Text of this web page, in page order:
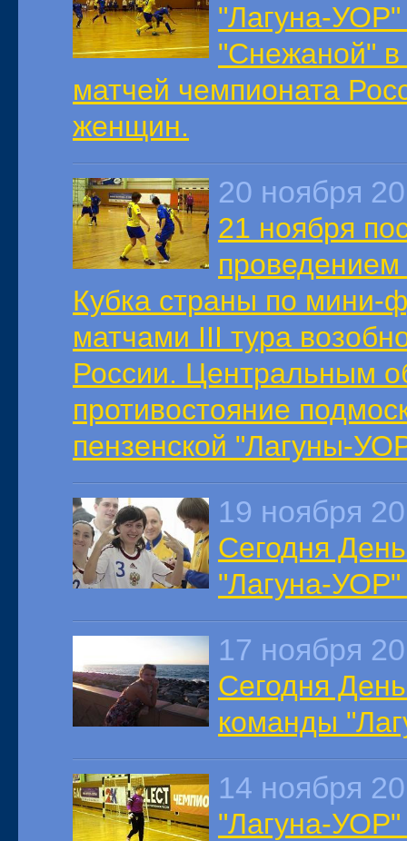
"Лагуна-
"Снежаной" в
матчей чемпионата
женщин.
20 ноября
21 ноября
проведением
Кубка страны по мини-
матчами III тура
России. Центральным
противостояние
пензенской "Лагуны-
19 ноября
Сегодня
"Лагуна-
17 ноября
Сегодня
команды
14 ноября
"Лагуна-УОР"